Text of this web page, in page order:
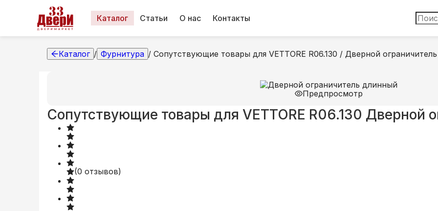
Каталог Статьи О нас Контакты
Каталог / Фурнитура / Сопутствующие товары для VETTORE R06.130 / Дверной
Предпросмотр
Сопутствующие товары для VETTORE R06.130 Дверной
(0 отзывов)